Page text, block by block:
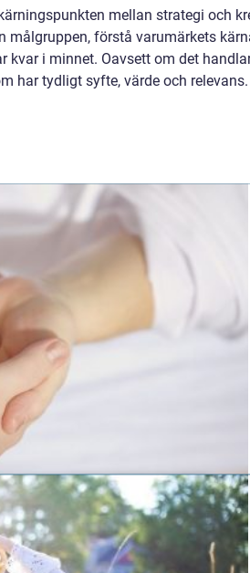
mellan strategi och
målgruppen, förstå varumärkets
kvar i minnet. Oavsett om det
har tydligt syfte, värde och relevans.